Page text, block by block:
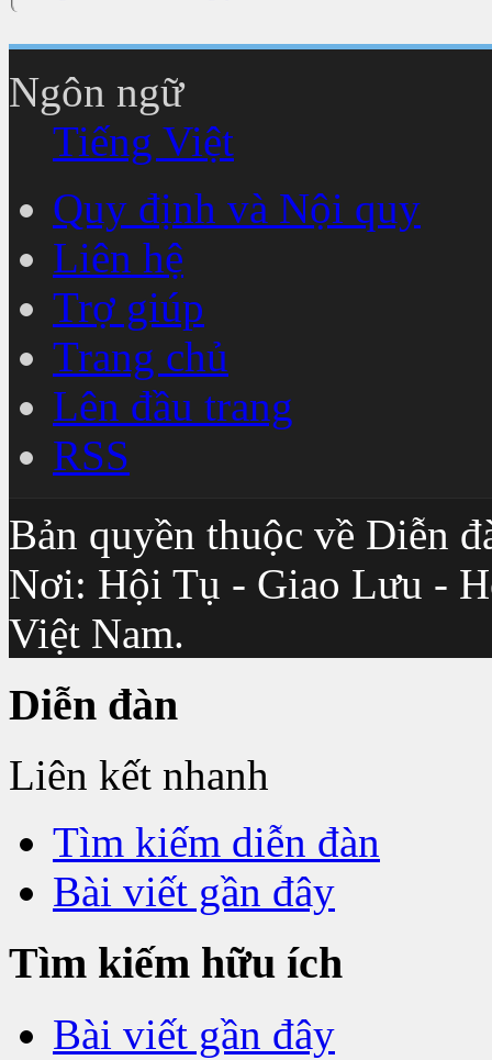
Ngôn ngữ
Tiếng Việt
Quy định và Nội quy
Liên hệ
Trợ giúp
Trang chủ
Lên đầu trang
RSS
Bản quyền thuộc về Diễn
Nơi: Hội Tụ - Giao Lưu -
Việt Nam.
Diễn đàn
Liên kết nhanh
Tìm kiếm diễn đàn
Bài viết gần đây
Tìm kiếm hữu ích
Bài viết gần đây